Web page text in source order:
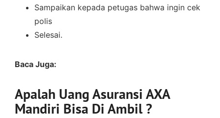
Sampaikan kepada petugas bahwa ingin cek
polis
Selesai.
Baca Juga:
Apalah Uang Asuransi AXA
Mandiri Bisa Di Ambil ?